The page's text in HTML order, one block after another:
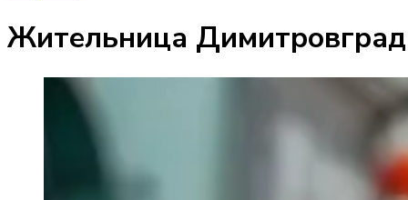
Жительница